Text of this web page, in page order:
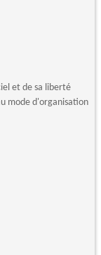
et de sa liberté
mode d'organisation